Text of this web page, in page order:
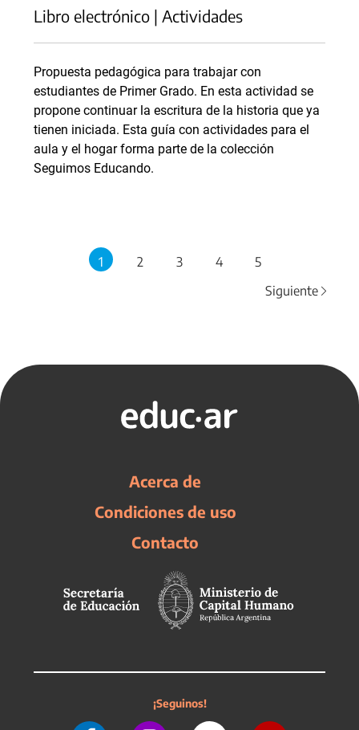
Libro electrónico | Actividades
Propuesta pedagógica para trabajar con
estudiantes de Primer Grado. En esta actividad se
propone continuar la escritura de la historia que ya
tienen iniciada. Esta guía con actividades para el
aula y el hogar forma parte de la colección
Seguimos Educando.
1 2 3 4
5
Siguiente
Acerca de
Condiciones de uso
Contacto
¡Seguinos!